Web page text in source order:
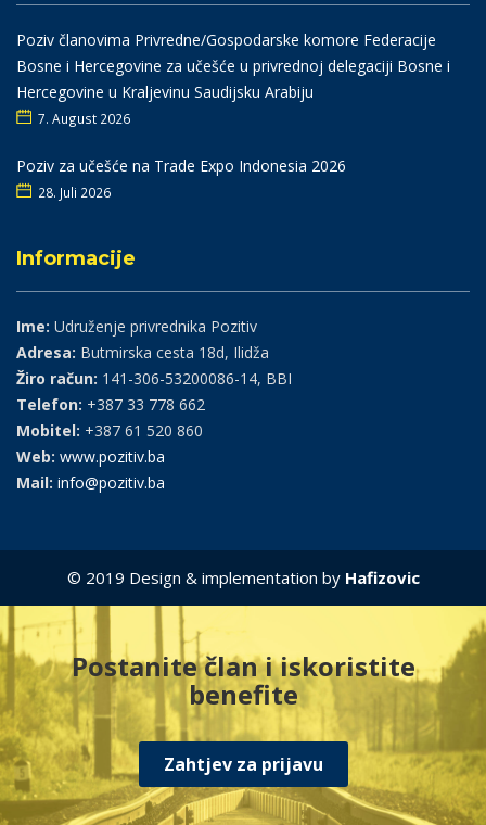
Poziv članovima Privredne/Gospodarske komore Federacije
Bosne i Hercegovine za učešće u privrednoj delegaciji Bosne i
Hercegovine u Kraljevinu Saudijsku Arabiju
7. August 2026
Poziv za učešće na Trade Expo Indonesia 2026
28. Juli 2026
Informacije
Ime: Udruženje privrednika Pozitiv
Adresa: Butmirska cesta 18d, Ilidža
Žiro račun: 141-306-53200086-14, BBI
Telefon: +387 33 778 662
Mobitel: +387 61 520 860
Web: www.pozitiv.ba
Mail: info@pozitiv.ba
© 2019 Design & implementation by Hafizovic
Postanite član i iskoristite
benefite
Zahtjev za prijavu